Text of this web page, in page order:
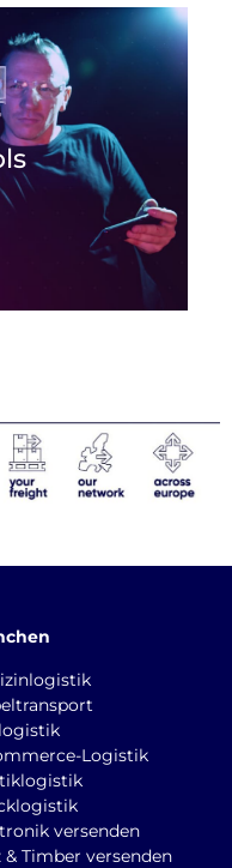
Logistik
versenden
& Timber versenden